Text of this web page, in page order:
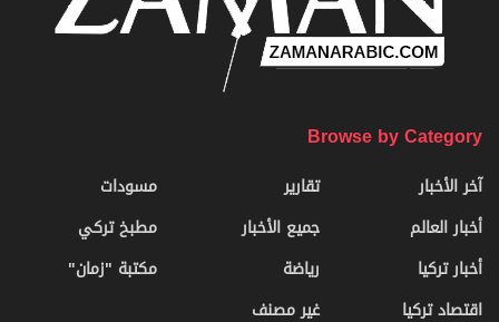
Browse by Category
آخر الأخبار
أخبار العالم
أخبار تركيا
اقتصاد تركيا
تقارير
جميع الأخبار
رياضة
غير مصنف
مسودات
مطبخ تركي
مكتبة "زمان"